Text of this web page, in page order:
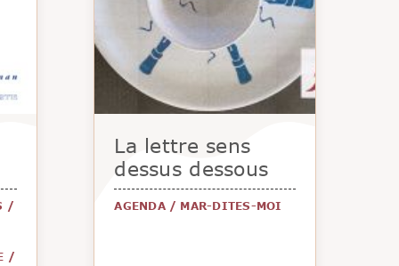
/
/
La lettre sens
dessus dessous
AGENDA/ MAR-DITES-MOI